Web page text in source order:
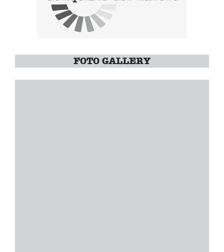
FOTO GALLERY